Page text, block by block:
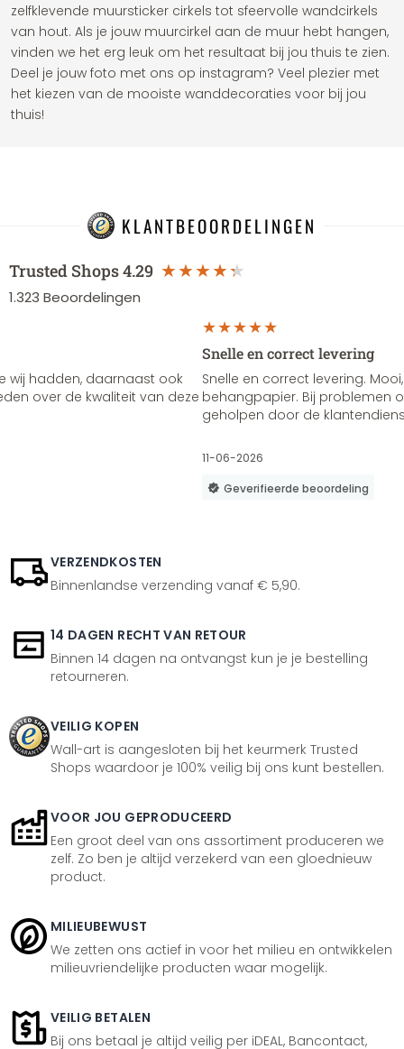
zelfklevende muursticker cirkels tot sfeervolle wandcirkels
van hout. Als je jouw muurcirkel aan de muur hebt hangen,
vinden we het erg leuk om het resultaat bij jou thuis te zien.
Deel je jouw foto met ons op instagram? Veel plezier met
het kiezen van de mooiste wanddecoraties voor bij jou
thuis!
KLANTBEOORDELINGEN
Trusted Shops4.29
1.323 Beoordelingen
wij hadden, daarnaast ook
over de kwaliteit van deze
Snelle en correct levering
Snelle en correct levering.
behangpapier. Bij problemen
geholpen door de
11-06-2026
Geverifieerde beoordeling
VERZENDKOSTEN
Binnenlandse verzending vanaf € 5,90.
14 DAGEN RECHT VAN RETOUR
Binnen 14 dagen na ontvangst kun je je bestelling
retourneren.
VEILIG KOPEN
Wall-art is aangesloten bij het keurmerk Trusted
Shops waardoor je 100% veilig bij ons kunt bestellen.
VOOR JOU GEPRODUCEERD
Een groot deel van ons assortiment produceren we
zelf. Zo ben je altijd verzekerd van een gloednieuw
product.
MILIEUBEWUST
We zetten ons actief in voor het milieu en ontwikkelen
milieuvriendelijke producten waar mogelijk.
VEILIG BETALEN
Bij ons betaal je altijd veilig per iDEAL, Bancontact,